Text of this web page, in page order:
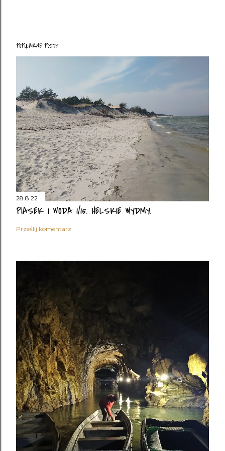
POPULARNE POSTY
28.8.22
PIASEK I WODA 1/15. HELSKIE WYDMY.
Prześlij komentarz